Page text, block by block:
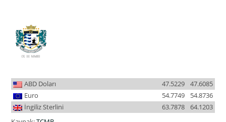
ABD Doları 47.6085
47.5229
Euro
54.8736
54.7749
İngiliz Sterlini
64.1203
63.7878